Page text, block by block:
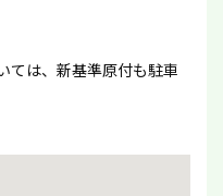
ては、新基準原付も駐車